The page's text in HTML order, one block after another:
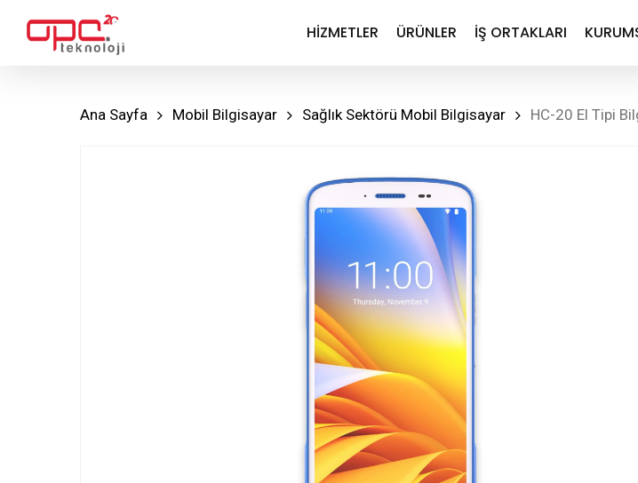
HIZMETLER ÜRÜNLER İŞ ORTAKLARI
Ana Sayfa Mobil Bilgisayar Sağlık Sektörü Mobil Bilgisayar HC-20 El Tipi